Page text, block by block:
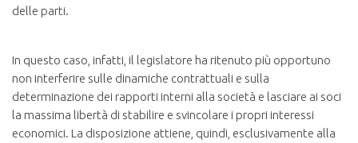
delle parti.
In questo caso, infatti, il legislatore ha ritenuto più opportuno
non interferire sulle dinamiche contrattuali e sulla
determinazione dei rapporti interni alla società e lasciare ai soci
la massima libertà di stabilire e svincolare i propri interessi
economici. La disposizione attiene, quindi, esclusivamente alla